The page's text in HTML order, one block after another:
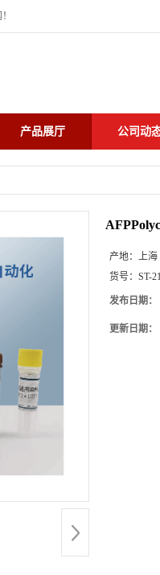
产品展厅 公司动
产地： 上海
货号： ST-
发布日期：
更新日期：